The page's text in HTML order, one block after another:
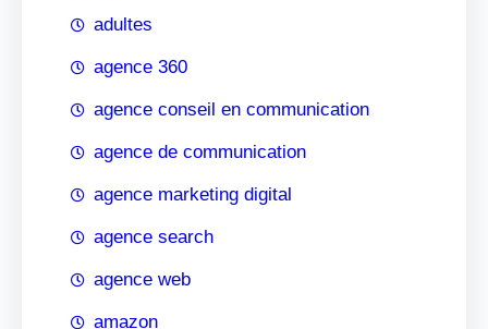
adultes
agence 360
agence conseil en communication
agence de communication
agence marketing digital
agence search
agence web
amazon